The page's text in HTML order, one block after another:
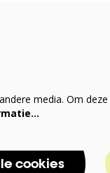
media. Om
cookies